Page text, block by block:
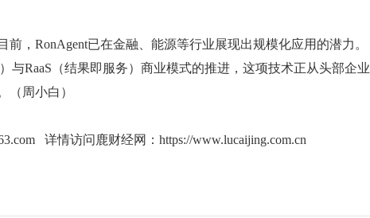
，RonAgent已在金融、能源等行业展现出规模化应用的潜力。
与RaaS（结果即服务）商业模式的推进，这项技术正从头部企业
（周小白）
详情访问鹿财经网： https://www.lucaijing.com.cn